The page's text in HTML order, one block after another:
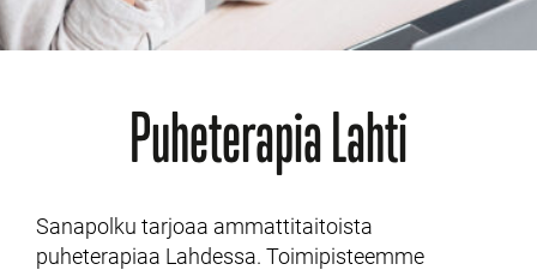
Puheterapia Lahti
Sanapolku tarjoaa ammattitaitoista
puheterapiaa Lahdessa. Toimipisteemme